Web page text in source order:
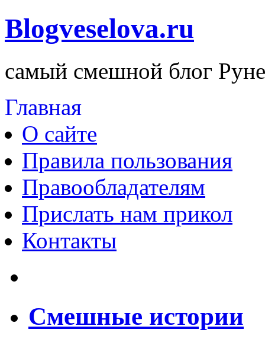
Blogveselova.ru
самый смешной блог
Главная
О сайте
Правила пользования
Правообладателям
Прислать нам прикол
Контакты
Смешные истории